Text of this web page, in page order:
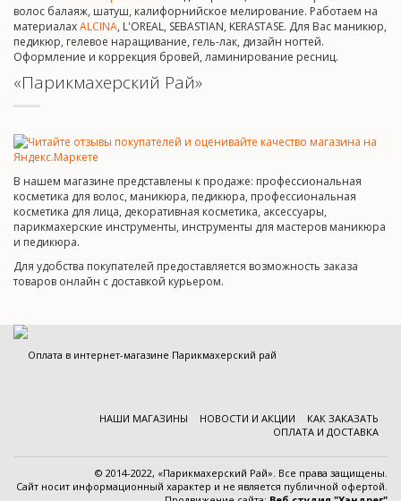
волос балаяж, шатуш, калифорнийское мелирование. Работаем на
материалахALCINA, L'OREAL, SEBASTIAN, KERASTASE. Для Вас маникюр,
педикюр, гелевое наращивание, гель-лак, дизайн ногтей.
Оформление и коррекция бровей, ламинирование ресниц.
«Парикмахерский Рай»
В нашем магазине представлены к продаже: профессиональная
косметика для волос, маникюра, педикюра, профессиональная
косметика для лица, декоративная косметика, аксессуары,
парикмахерские инструменты, инструменты для мастеров маникюра
и педикюра.
Для удобства покупателей предоставляется возможность заказа
товаров онлайн с доставкой курьером.
НАШИ МАГАЗИНЫ НОВОСТИ И АКЦИИ
КАК ЗАКАЗАТЬ
ОПЛАТА И ДОСТАВКА
© 2014-2022, «Парикмахерский Рай». Все права защищены.
Cайт носит информационный характер и не является публичной офертой.